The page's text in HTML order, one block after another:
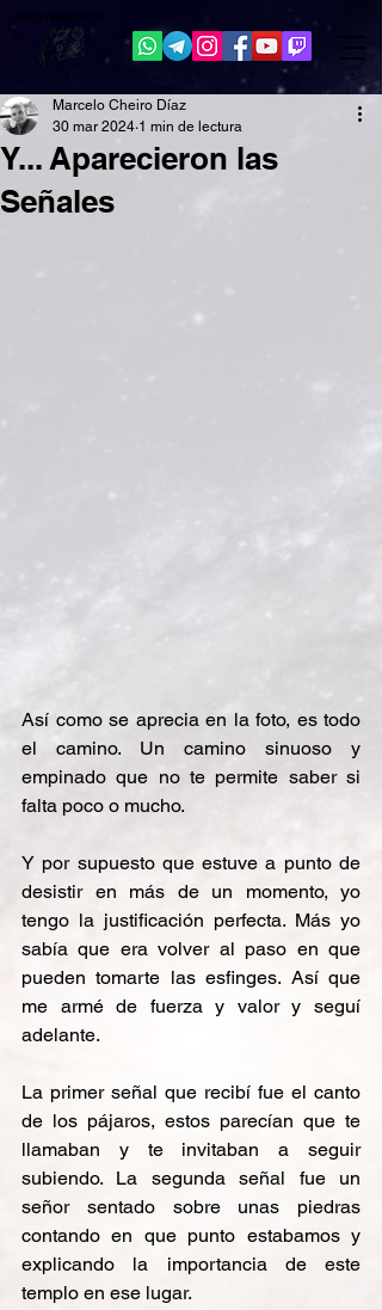
PatagoniaAstral.com
Y... Aparecieron las
Señales
Marcelo Cheiro Díaz
30 mar 2024 1 min de lectura
Así como se aprecia en la foto, es todo
el camino. Un camino sinuoso y
empinado que no te permite saber si
falta poco o mucho.
Y por supuesto que estuve a punto de
desistir en más de un momento, yo
tengo la justificación perfecta. Más yo
sabía que era volver al paso en que
pueden tomarte las esfinges. Así que
me armé de fuerza y valor y seguí
adelante.
La primer señal que recibí fue el canto
de los pájaros, estos parecían que te
llamaban y te invitaban a seguir
subiendo. La segunda señal fue un
señor sentado sobre unas piedras
contando en que punto estabamos y
explicando la importancia de este
templo en ese lugar.